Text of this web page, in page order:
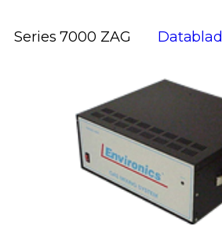
Series 7000 ZAG Datablad